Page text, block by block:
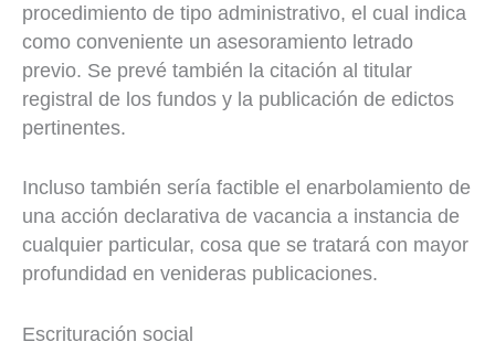
procedimiento de tipo administrativo, el cual indica
como conveniente un asesoramiento letrado
previo. Se prevé también la citación al titular
registral de los fundos y la publicación de edictos
pertinentes.
Incluso también sería factible el enarbolamiento de
una acción declarativa de vacancia a instancia de
cualquier particular, cosa que se tratará con mayor
profundidad en venideras publicaciones.
Escrituración social